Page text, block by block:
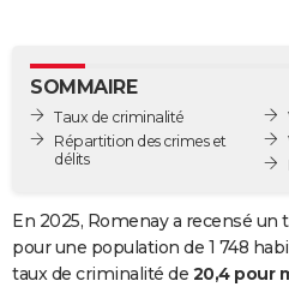
GUIDES D'ACHAT
BONS PLANS
Carte de Noël
Carte Bonne année
Carte Saint-Valentin
Carte Pâques
Carte d'anniversaire
DICTIONNAIRE
Dictionnaire
Biographies
Citations
Expressions
Proverbes
PROGRAMME TV
SOMMAIRE
Taux de criminalité
Répartition des crimes et
délits
En 2025, Romenay a recensé un
pour une population de 1 748
taux de criminalité de 20,4 pour